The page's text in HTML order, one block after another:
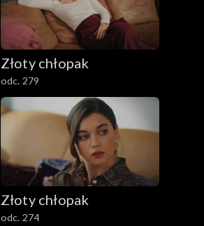
Złoty chłopak
odc. 279
Złoty chłopak
odc. 274